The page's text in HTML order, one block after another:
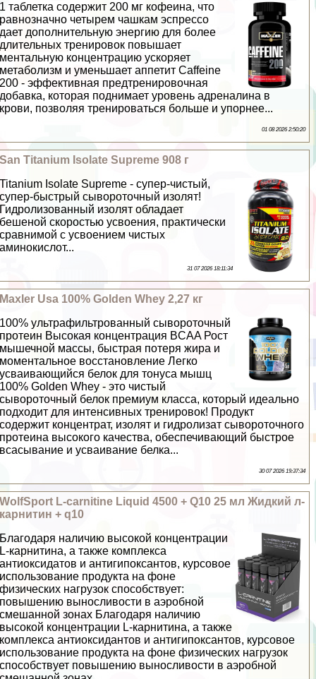
1 таблетка содержит 200 мг кофеина, что
равнозначно четырем чашкам эспрессо
дает дополнительную энергию для более
длительных тренировок повышает
ментальную концентрацию ускоряет
метаболизм и уменьшает аппетит Caffeine
200 - эффективная предтренировочная
добавка, которая поднимает уровень адреналина в
крови, позволяя тренироваться больше и упopнее...
01 08 2026 2:50:20
San Titanium Isolate Supreme 908 г
Titanium Isolate Supreme - супер-чистый,
супер-быстрый сывороточный изолят!
Гидролизованный изолят обладает
бешеной скоростью усвоения, пpaктически
сравнимой с усвоением чистых
аминокислот...
31 07 2026 18:11:34
Maxler Usa 100% Golden Whey 2,27 кг
100% ультрафильтрованный сывороточный
протеин Высокая концентрация BCAA Рост
мышечной массы, быстрая потеря жира и
моментальное восстановление Легко
усваивающийся белок для тонуса мышц
100% Golden Whey - это чистый
сывороточный белок премиум класса, который идеально
подходит для интенсивных тренировок! Продукт
содержит концентрат, изолят и гидролизат сывороточного
протеина высокого качества, обеспечивающий быстрое
всасывание и усваивание белка...
30 07 2026 19:37:34
WolfSport L-carnitine Liquid 4500 + Q10 25 мл Жидкий л-
карнитин + q10
Благодаря наличию высокой концентрации
L-карнитина, а также комплекса
антиоксидатов и антигипоксантов, курсовое
использование продукта на фоне
физических нагрузок способствует:
повышению выносливости в аэробной
смешанной зонах Благодаря наличию
высокой концентрации L-карнитина, а также
комплекса антиоксидантов и антигипоксантов, курсовое
использование продукта на фоне физических нагрузок
способствует повышению выносливости в аэробной